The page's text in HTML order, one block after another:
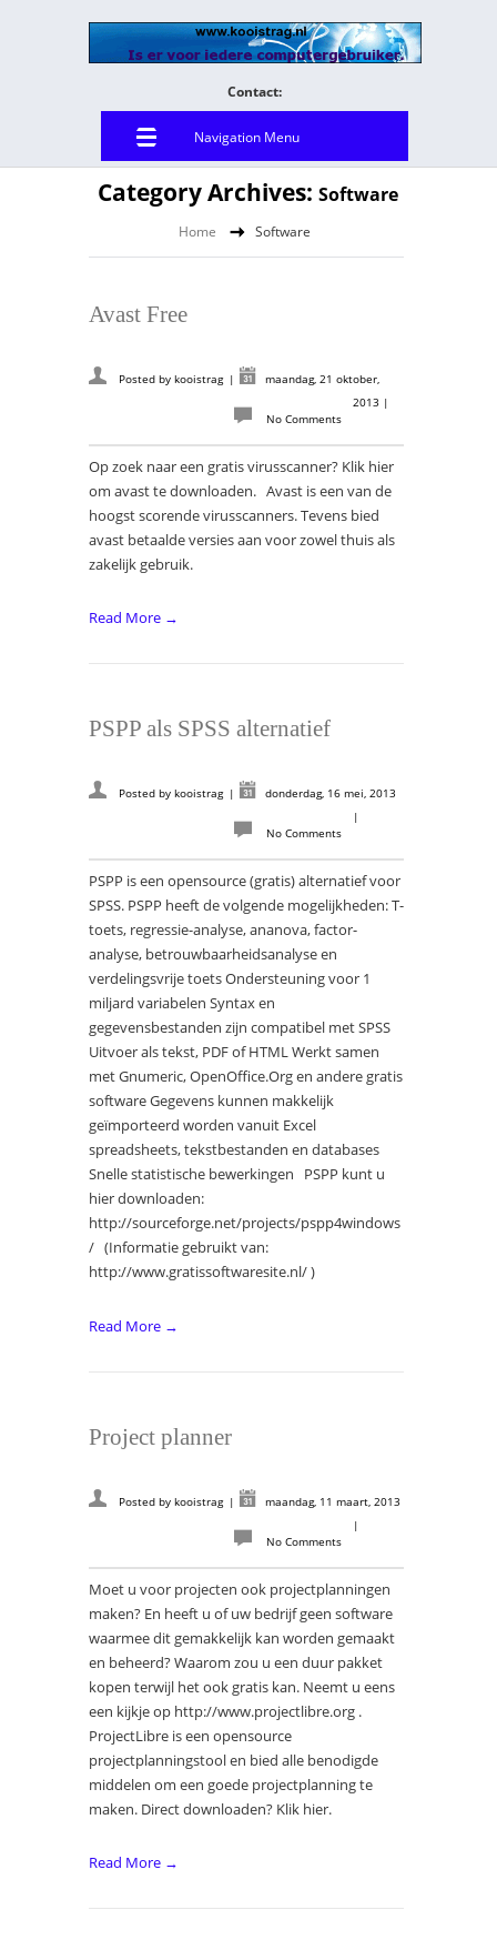
Contact:
Navigation Menu
Category Archives: Software
Home Software
Avast Free
Posted by kooistrag |
maandag, 21 oktober,
2013 |
No Comments
Op zoek naar een gratis virusscanner? Klik hier
om avast te downloaden. Avast is een van de
hoogst scorende virusscanners. Tevens bied
avast betaalde versies aan voor zowel thuis als
zakelijk gebruik.
Read More →
PSPP als SPSS alternatief
Posted by kooistrag |
donderdag, 16 mei, 2013
|
No Comments
PSPP is een opensource (gratis) alternatief voor
SPSS. PSPP heeft de volgende mogelijkheden: T-
toets, regressie-analyse, ananova, factor-
analyse, betrouwbaarheidsanalyse en
verdelingsvrije toets Ondersteuning voor 1
miljard variabelen Syntax en
gegevensbestanden zijn compatibel met SPSS
Uitvoer als tekst, PDF of HTML Werkt samen
met Gnumeric, OpenOffice.Org en andere gratis
software Gegevens kunnen makkelijk
geïmporteerd worden vanuit Excel
spreadsheets, tekstbestanden en databases
Snelle statistische bewerkingen PSPP kunt u
hier downloaden:
http://sourceforge.net/projects/pspp4windows
/ (Informatie gebruikt van:
http://www.gratissoftwaresite.nl/ )
Read More →
Project planner
Posted by kooistrag |
maandag, 11 maart, 2013
|
No Comments
Moet u voor projecten ook projectplanningen
maken? En heeft u of uw bedrijf geen software
waarmee dit gemakkelijk kan worden gemaakt
en beheerd? Waarom zou u een duur pakket
kopen terwijl het ook gratis kan. Neemt u eens
een kijkje op http://www.projectlibre.org .
ProjectLibre is een opensource
projectplanningstool en bied alle benodigde
middelen om een goede projectplanning te
maken. Direct downloaden? Klik hier.
Read More →